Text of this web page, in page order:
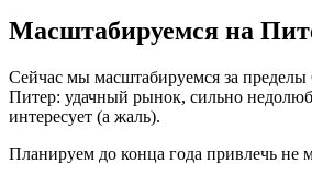
Масштабируемся на
Сейчас мы масштабируемся за
Питер: удачный рынок, сильно
интересует (а жаль).
Планируем до конца года привлечь не